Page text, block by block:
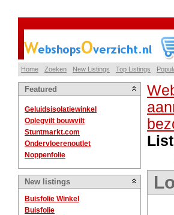
Home Zoeken New Listings Top Listings
Featured
Geluidsisolatiewinkel
Oplegvilt bouwvilt
Stuntmarkt.com
Ondervloerenoutlet
Noppenfolie
New listings
Buisfolie Winkel
Buisfolie